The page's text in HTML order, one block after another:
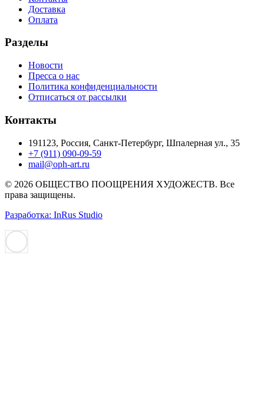
Доставка
Оплата
Разделы
Новости
Пресса о нас
Политика конфиденциальности
Отписаться от рассылки
Контакты
191123, Россия, Санкт-Петербург, Шпалерная ул., 35
+7 (911) 090-09-59
mail@oph-art.ru
© 2026 ОБЩЕСТВО ПООЩРЕНИЯ ХУДОЖЕСТВ. Все
права защищены.
Разработка: InRus Studio